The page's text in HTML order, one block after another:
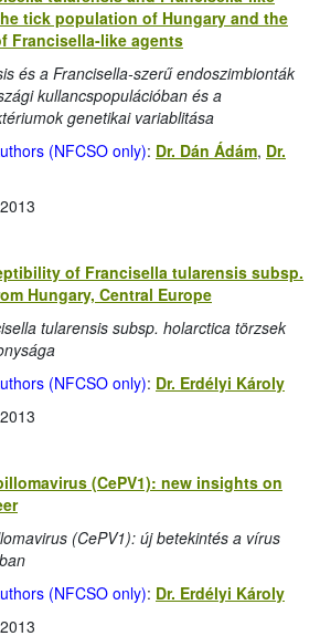
tick population of Hungary and the
Francisella-like agents
és a Francisella-szerű endoszimbionták
kullancspopulációban és a
genetikai variablitása
(NFCSO only): Dr. Dán Ádám, Dr.
of Francisella tularensis subsp.
Hungary, Central Europe
tularensis subsp. holarctica törzsek
(NFCSO only): Dr. Erdélyi Károly
(CePV1): new insights on
(CePV1): új betekintés a vírus
(NFCSO only): Dr. Erdélyi Károly